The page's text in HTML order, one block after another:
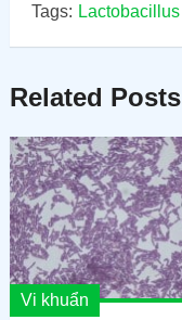
Tags: Lactobacillus
Related Posts
Vi khuẩn